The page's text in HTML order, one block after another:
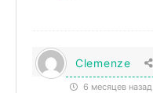
Clemenze
6 месяцев назад